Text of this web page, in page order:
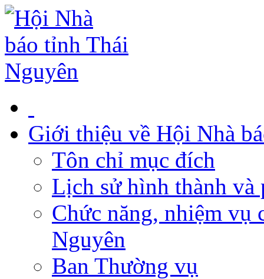
Giới thiệu về Hội Nhà
Tôn chỉ mục đích
Lịch sử hình thành và
Chức năng, nhiệm vụ
Nguyên
Ban Thường vụ